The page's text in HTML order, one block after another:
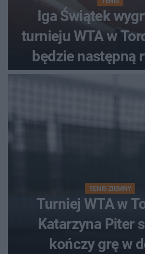
Iga Świątek
turnieju WTA w
będzie następną
Polki?
TENIS ZIEMNY
Turniej WTA w
Katarzyna Piter
kończy grę w